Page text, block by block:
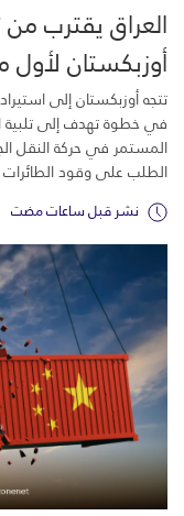
العراق يقترب
أوزبكستان لأول
تتجه أوزبكستان إلى
في خطوة تهدف إلى تلبية
المستمر في حركة النقل
الطلب على وقود الطائرات
نشر قبل ساعات مضت